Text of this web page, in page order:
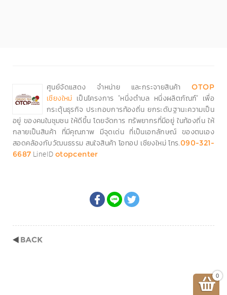
ศูนย์จัดแสดง จำหน่าย และกระจายสินค้าOTOP
เชียงใหม่ เป็นโครงการ "หนึ่งตำบล หนึ่งผลิตภัณฑ์" เพื่อ
กระตุ้นธุรกิจ ประกอบการท้องถิ่น ยกระดับฐานะความเป็น
อยู่ ของคนในชุมชน ให้ดีขึ้น โดยจัดการ ทรัพยากรที่มีอยู่ ในท้องถิ่น ให้
กลายเป็นสินค้า ที่มีคุณภาพ มีจุดเด่น ที่เป็นเอกลักษณ์ ของตนเอง
สอดคล้องกับวัฒนธรรม สนใจสินค้า โอทอป เชียงใหม่ โทร. 090-321-
6687 LineID otopcenter
0